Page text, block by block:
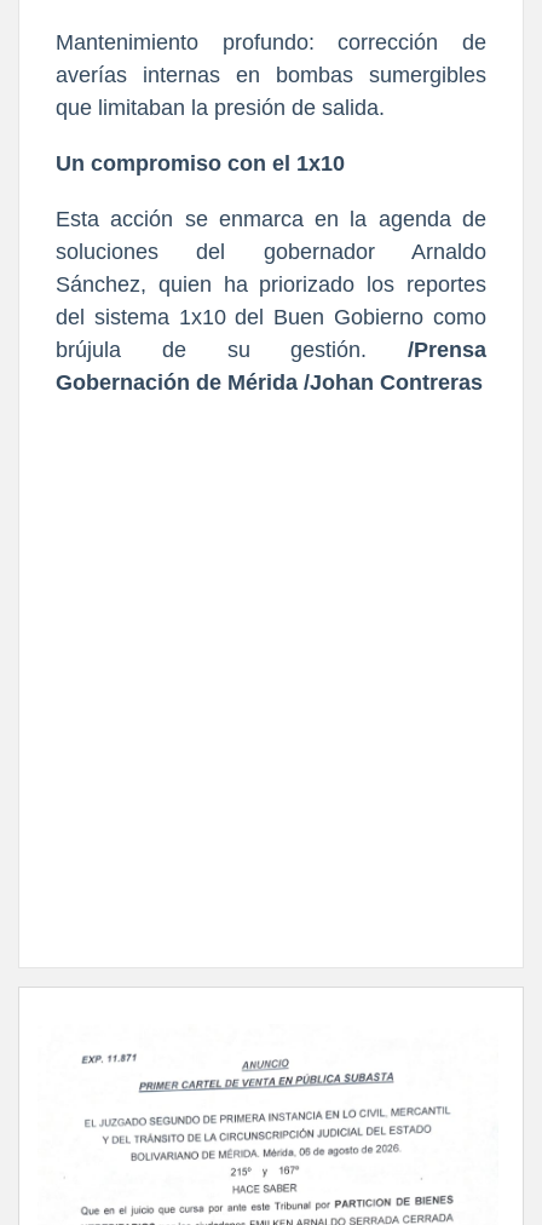
Mantenimiento profundo: corrección de
averías internas en bombas sumergibles
que limitaban la presión de salida.
Un compromiso con el 1x10
Esta acción se enmarca en la agenda de
soluciones del gobernador Arnaldo
Sánchez, quien ha priorizado los reportes
del sistema 1x10 del Buen Gobierno como
brújula de su gestión.
/Prensa
Gobernación de Mérida /Johan Contreras